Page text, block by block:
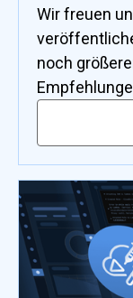
Wir freuen
noch